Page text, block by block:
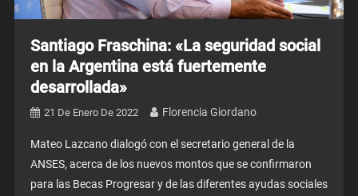
Santiago Fraschina: «La seguridad social
en la Argentina está fuertemente
desarrollada»
21 De Enero De 2022 Florencia Giordano
Mateo Lazcano dialogó con el secretario general de la
ANSES, acerca de los nuevos montos que se confirmaron
para las Becas Progresar y de las diferentes ayudas sociales